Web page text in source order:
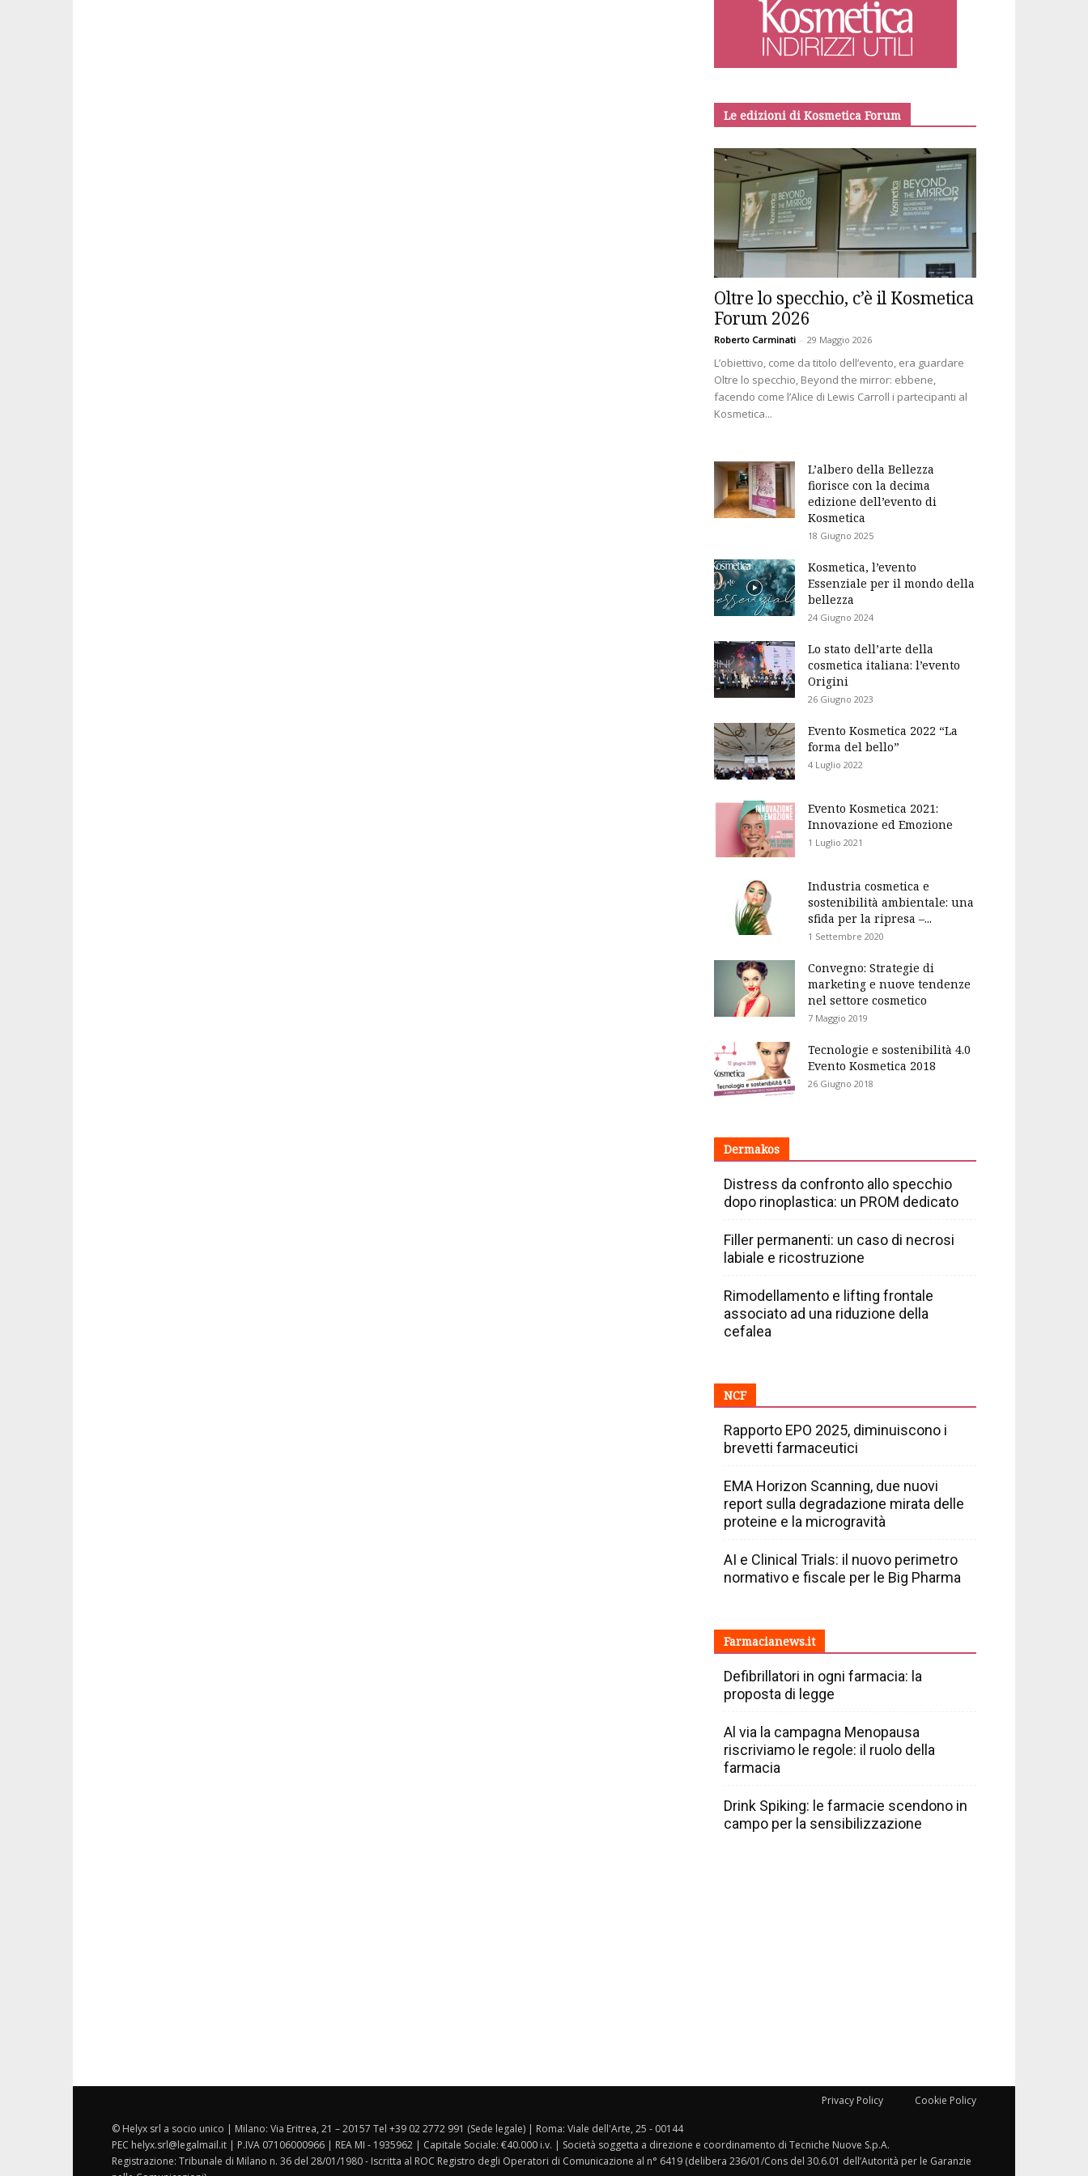
Le edizioni di Kosmetica Forum
Oltre lo specchio, c’è il Kosmetica
Forum 2026
Roberto Carminati - 29 Maggio 2026
L’obiettivo, come da titolo dell’evento, era guardare
Oltre lo specchio, Beyond the mirror: ebbene,
facendo come l’Alice di Lewis Carroll i partecipanti al
Kosmetica...
L’albero della Bellezza
fiorisce con la decima
edizione dell’evento di
Kosmetica
18 Giugno 2025
Kosmetica, l’evento
Essenziale per il mondo della
bellezza
24 Giugno 2024
Lo stato dell’arte della
cosmetica italiana: l’evento
Origini
26 Giugno 2023
Evento Kosmetica 2022 “La
forma del bello”
4 Luglio 2022
Evento Kosmetica 2021:
Innovazione ed Emozione
1 Luglio 2021
Industria cosmetica e
sostenibilità ambientale: una
sfida per la ripresa –...
1 Settembre 2020
Convegno: Strategie di
marketing e nuove tendenze
nel settore cosmetico
7 Maggio 2019
Tecnologie e sostenibilità 4.0
Evento Kosmetica 2018
26 Giugno 2018
Dermakos
Distress da confronto allo specchio
dopo rinoplastica: un PROM dedicato
Filler permanenti: un caso di necrosi
labiale e ricostruzione
Rimodellamento e lifting frontale
associato ad una riduzione della
cefalea
NCF
Rapporto EPO 2025, diminuiscono i
brevetti farmaceutici
EMA Horizon Scanning, due nuovi
report sulla degradazione mirata delle
proteine e la microgravità
AI e Clinical Trials: il nuovo perimetro
normativo e fiscale per le Big Pharma
Farmacianews.it
Defibrillatori in ogni farmacia: la
proposta di legge
Al via la campagna Menopausa
riscriviamo le regole: il ruolo della
farmacia
Drink Spiking: le farmacie scendono in
campo per la sensibilizzazione
Privacy Policy Cookie Policy
© Helyx srl a socio unico | Milano: Via Eritrea, 21 – 20157 Tel +39 02 2772 991 (Sede legale) | Roma: Viale dell'Arte, 25 - 00144
PEC helyx.srl@legalmail.it | P.IVA 07106000966 | REA MI - 1935962 | Capitale Sociale: €40.000 i.v. | Società soggetta a direzione e coordinamento di Tecniche Nuove S.p.A.
Registrazione: Tribunale di Milano n. 36 del 28/01/1980 - Iscritta al ROC Registro degli Operatori di Comunicazione al n° 6419 (delibera 236/01/Cons del 30.6.01 dell’Autorità per le Garanzie